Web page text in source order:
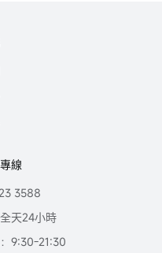
聯繫富途證券。本報告作者所持
證券的要約或邀請。任何決定購
的公開信息，包括任何有關此類
(ii) 他/她過往，現在或將來，直
/她在本報告所表達之特別推薦或
研究報告發出前30 日內及在研究
法團及其相關證券。
線
3588
天24小時
9:30-21:30